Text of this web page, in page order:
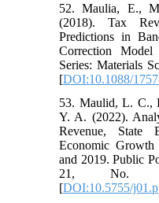
52. Maulia, E.,
(2018). Tax
Predictions in
Correction
Series: Materials
[DOI:10.1088/
53. Maulid, L. C.,
Y. A. (2022).
Revenue, State
Economic
and 2019. Public
21, No.
[DOI:10.5755/